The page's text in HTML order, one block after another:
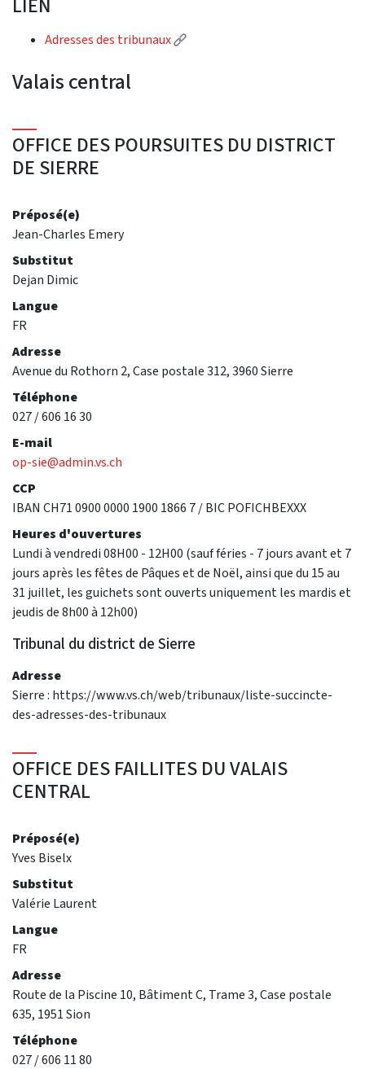
LIEN
Adresses des tribunaux (External link)
Valais central
OFFICE DES POURSUITES DU DISTRICT
DE SIERRE
Préposé(e)
Jean-Charles Emery
Substitut
Dejan Dimic
Langue
FR
Adresse
Avenue du Rothorn 2, Case postale 312, 3960 Sierre
Téléphone
027 / 606 16 30
E-mail
op-sie@admin.vs.ch
CCP
IBAN CH71 0900 0000 1900 1866 7 / BIC POFICHBEXXX
Heures d'ouvertures
Lundi à vendredi 08H00 - 12H00 (sauf féries - 7 jours avant et 7
jours après les fêtes de Pâques et de Noël, ainsi que du 15 au
31 juillet, les guichets sont ouverts uniquement les mardis et
jeudis de 8h00 à 12h00)
Tribunal du district de Sierre
Adresse
Sierre : https://www.vs.ch/web/tribunaux/liste-succincte-
des-adresses-des-tribunaux
OFFICE DES FAILLITES DU VALAIS
CENTRAL
Préposé(e)
Yves Biselx
Substitut
Valérie Laurent
Langue
FR
Adresse
Route de la Piscine 10, Bâtiment C, Trame 3, Case postale
635, 1951 Sion
Téléphone
027 / 606 11 80